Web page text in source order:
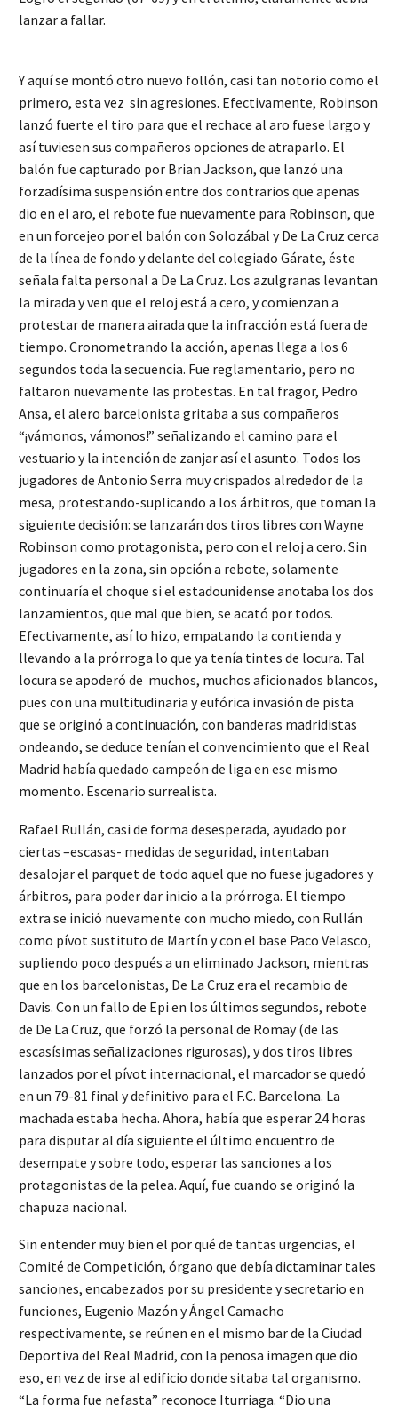
lanzar a fallar.
Y aquí se montó otro nuevo follón, casi tan notorio como el
primero, esta vez sin agresiones. Efectivamente, Robinson
lanzó fuerte el tiro para que el rechace al aro fuese largo y
así tuviesen sus compañeros opciones de atraparlo. El
balón fue capturado por Brian Jackson, que lanzó una
forzadísima suspensión entre dos contrarios que apenas
dio en el aro, el rebote fue nuevamente para Robinson, que
en un forcejeo por el balón con Solozábal y De La Cruz cerca
de la línea de fondo y delante del colegiado Gárate, éste
señala falta personal a De La Cruz. Los azulgranas levantan
la mirada y ven que el reloj está a cero, y comienzan a
protestar de manera airada que la infracción está fuera de
tiempo. Cronometrando la acción, apenas llega a los 6
segundos toda la secuencia. Fue reglamentario, pero no
faltaron nuevamente las protestas. En tal fragor, Pedro
Ansa, el alero barcelonista gritaba a sus compañeros
“¡vámonos, vámonos!” señalizando el camino para el
vestuario y la intención de zanjar así el asunto. Todos los
jugadores de Antonio Serra muy crispados alrededor de la
mesa, protestando-suplicando a los árbitros, que toman la
siguiente decisión: se lanzarán dos tiros libres con Wayne
Robinson como protagonista, pero con el reloj a cero. Sin
jugadores en la zona, sin opción a rebote, solamente
continuaría el choque si el estadounidense anotaba los dos
lanzamientos, que mal que bien, se acató por todos.
Efectivamente, así lo hizo, empatando la contienda y
llevando a la prórroga lo que ya tenía tintes de locura. Tal
locura se apoderó de muchos, muchos aficionados blancos,
pues con una multitudinaria y eufórica invasión de pista
que se originó a continuación, con banderas madridistas
ondeando, se deduce tenían el convencimiento que el Real
Madrid había quedado campeón de liga en ese mismo
momento. Escenario surrealista.
Rafael Rullán, casi de forma desesperada, ayudado por
ciertas –escasas- medidas de seguridad, intentaban
desalojar el parquet de todo aquel que no fuese jugadores y
árbitros, para poder dar inicio a la prórroga. El tiempo
extra se inició nuevamente con mucho miedo, con Rullán
como pívot sustituto de Martín y con el base Paco Velasco,
supliendo poco después a un eliminado Jackson, mientras
que en los barcelonistas, De La Cruz era el recambio de
Davis. Con un fallo de Epi en los últimos segundos, rebote
de De La Cruz, que forzó la personal de Romay (de las
escasísimas señalizaciones rigurosas), y dos tiros libres
lanzados por el pívot internacional, el marcador se quedó
en un 79-81 final y definitivo para el F.C. Barcelona. La
machada estaba hecha. Ahora, había que esperar 24 horas
para disputar al día siguiente el último encuentro de
desempate y sobre todo, esperar las sanciones a los
protagonistas de la pelea. Aquí, fue cuando se originó la
chapuza nacional.
Sin entender muy bien el por qué de tantas urgencias, el
Comité de Competición, órgano que debía dictaminar tales
sanciones, encabezados por su presidente y secretario en
funciones, Eugenio Mazón y Ángel Camacho
respectivamente, se reúnen en el mismo bar de la Ciudad
Deportiva del Real Madrid, con la penosa imagen que dio
eso, en vez de irse al edificio donde sitaba tal organismo.
“La forma fue nefasta” reconoce Iturriaga. “Dio una